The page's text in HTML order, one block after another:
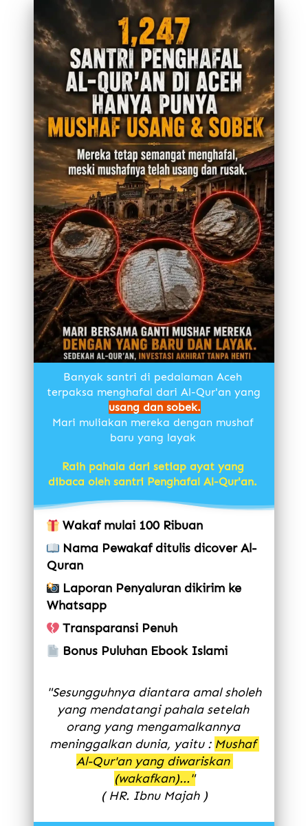
Banyak santri di pedalaman Aceh
usang dan sobek.
Mari muliakan mereka dengan mushaf
baru yang layak
Raih pahala dari setiap ayat yang
dibaca oleh santri Penghafal Al-Qur'an.
Wakaf mulai 100 Ribuan
Nama Pewakaf ditulis dicover Al-
Quran
Laporan Penyaluran dikirim ke
Whatsapp
Transparansi Penuh
Bonus Puluhan Ebook Islami
"Sesungguhnya diantara amal sholeh
yang mendatangi pahala setelah
orang yang mengamalkannya
meninggalkan dunia, yaitu : Mushaf
Al-Qur'an yang diwariskan
(wakafkan)..."
( HR. Ibnu Majah )